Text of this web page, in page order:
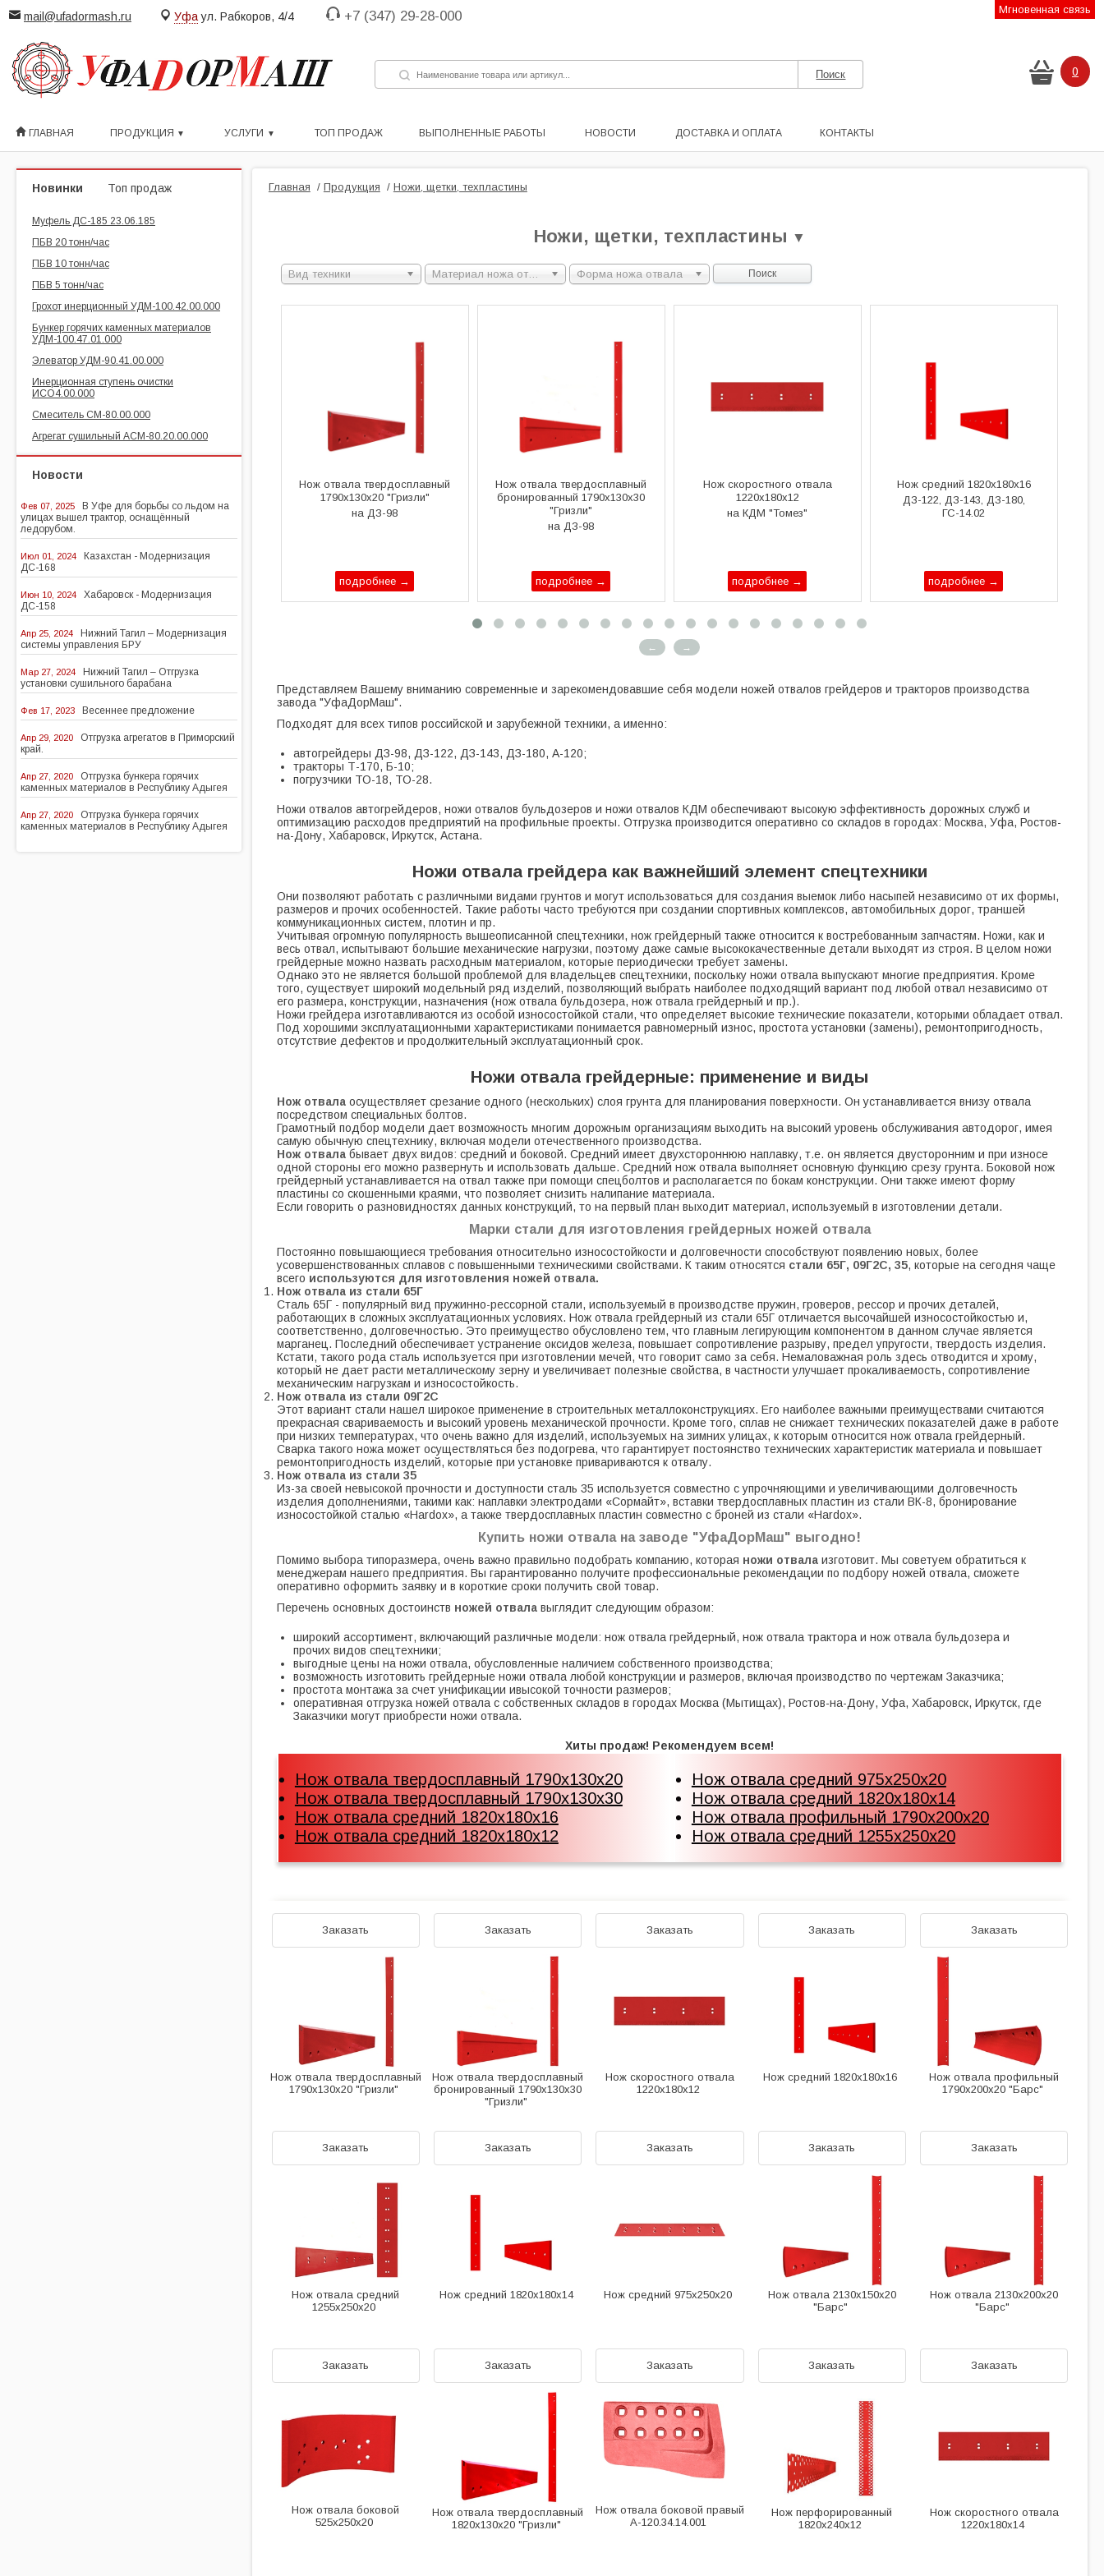
mail@ufadormash.ru Уфа ул. Рабкоров, 4/4 +7 (347) 29-28-000 Мгновенная связь
0
ГЛАВНАЯ ПРОДУКЦИЯ УСЛУГИ ТОП ПРОДАЖ ВЫПОЛНЕННЫЕ РАБОТЫ НОВОСТИ ДОСТАВКА И ОПЛАТА КОНТАКТЫ
Новинки Топ продаж
Муфель ДС-185 23.06.185
ПБВ 20 тонн/час
ПБВ 10 тонн/час
ПБВ 5 тонн/час
Грохот инерционный УДМ-100.42.00.000
Бункер горячих каменных материалов
УДМ-100.47.01.000
Элеватор УДМ-90.41.00.000
Инерционная ступень очистки
ИСО4.00.000
Смеситель СМ-80.00.000
Агрегат сушильный АСМ-80.20.00.000
Новости
Фев 07, 2025
В Уфе для борьбы со льдом на
улицах вышел трактор, оснащённый
ледорубом.
Июл 01, 2024
Казахстан - Модернизация
ДС-168
Июн 10, 2024
Хабаровск - Модернизация
ДС-158
Апр 25, 2024
Нижний Тагил – Модернизация
системы управления БРУ
Мар 27, 2024
Нижний Тагил – Отгрузка
установки сушильного барабана
Фев 17, 2023 Весеннее предложение
Апр 29, 2020
Отгрузка агрегатов в Приморский
край.
Апр 27, 2020
Отгрузка бункера горячих
каменных материалов в Республику Адыгея
Апр 27, 2020
Отгрузка бункера горячих
каменных материалов в Республику Адыгея
Главная / Продукция / Ножи, щетки, техпластины
Ножи, щетки, техпластины
Вид техники Материал ножа отвала Форма ножа отвала
Нож отвала твердосплавный
1790х130х20 "Гризли"
на ДЗ-98
подробнее →
Нож отвала твердосплавный
бронированный 1790х130х30
"Гризли"
на ДЗ-98
подробнее →
Нож скоростного отвала
1220х180х12
на КДМ "Томез"
подробнее →
Нож средний 1820х180х16
ДЗ-122, ДЗ-143, ДЗ-180,
ГС-14.02
подробнее →
← →
Представляем Вашему вниманию современные и зарекомендовавшие себя модели ножей отвалов грейдеров и тракторов производства
завода "УфаДорМаш".
Подходят для всех типов российской и зарубежной техники, а именно:
автогрейдеры ДЗ-98, ДЗ-122, ДЗ-143, ДЗ-180, А-120;
тракторы Т-170, Б-10;
погрузчики ТО-18, ТО-28.
Ножи отвалов автогрейдеров, ножи отвалов бульдозеров и ножи отвалов КДМ обеспечивают высокую эффективность дорожных служб и
оптимизацию расходов предприятий на профильные проекты. Отгрузка производится оперативно со складов в городах: Москва, Уфа, Ростов-
на-Дону, Хабаровск, Иркутск, Астана.
Ножи отвала грейдера как важнейший элемент спецтехники
Они позволяют работать с различными видами грунтов и могут использоваться для создания выемок либо насыпей независимо от их формы,
размеров и прочих особенностей. Такие работы часто требуются при создании спортивных комплексов, автомобильных дорог, траншей
коммуникационных систем, плотин и пр.
Учитывая огромную популярность вышеописанной спецтехники, нож грейдерный также относится к востребованным запчастям. Ножи, как и
весь отвал, испытывают большие механические нагрузки, поэтому даже самые высококачественные детали выходят из строя. В целом ножи
грейдерные можно назвать расходным материалом, которые периодически требует замены.
Однако это не является большой проблемой для владельцев спецтехники, поскольку ножи отвала выпускают многие предприятия. Кроме
того, существует широкий модельный ряд изделий, позволяющий выбрать наиболее подходящий вариант под любой отвал независимо от
его размера, конструкции, назначения (нож отвала бульдозера, нож отвала грейдерный и пр.).
Ножи грейдера изготавливаются из особой износостойкой стали, что определяет высокие технические показатели, которыми обладает отвал.
Под хорошими эксплуатационными характеристиками понимается равномерный износ, простота установки (замены), ремонтопригодность,
отсутствие дефектов и продолжительный эксплуатационный срок.
Ножи отвала грейдерные: применение и виды
Нож отвалаосуществляет срезание одного (нескольких) слоя грунта для планирования поверхности. Он устанавливается внизу отвала
посредством специальных болтов.
Грамотный подбор модели дает возможность многим дорожным организациям выходить на высокий уровень обслуживания автодорог, имея
самую обычную спецтехнику, включая модели отечественного производства.
Нож отвалабывает двух видов: средний и боковой. Средний имеет двухстороннюю наплавку, т.е. он является двусторонним и при износе
одной стороны его можно развернуть и использовать дальше. Средний нож отвала выполняет основную функцию срезу грунта. Боковой нож
грейдерный устанавливается на отвал также при помощи спецболтов и располагается по бокам конструкции. Они также имеют форму
пластины со скошенными краями, что позволяет снизить налипание материала.
Если говорить о разновидностях данных конструкций, то на первый план выходит материал, используемый в изготовлении детали.
Марки стали для изготовления грейдерных ножей отвала
Постоянно повышающиеся требования относительно износостойкости и долговечности способствуют появлению новых, более
усовершенствованных сплавов с повышенными техническими свойствами. К таким относятся стали 65Г, 09Г2С, 35, которые на сегодня чаще
всего используются для изготовления ножей отвала.
Нож отвала из стали 65Г
Сталь 65Г - популярный вид пружинно-рессорной стали, используемый в производстве пружин, гроверов, рессор и прочих деталей,
работающих в сложных эксплуатационных условиях. Нож отвала грейдерный из стали 65Г отличается высочайшей износостойкостью и,
соответственно, долговечностью. Это преимущество обусловлено тем, что главным легирующим компонентом в данном случае является
марганец. Последний обеспечивает устранение оксидов железа, повышает сопротивление разрыву, предел упругости, твердость изделия.
Кстати, такого рода сталь используется при изготовлении мечей, что говорит само за себя. Немаловажная роль здесь отводится и хрому,
который не дает расти металлическому зерну и увеличивает полезные свойства, в частности улучшает прокаливаемость, сопротивление
механическим нагрузкам и износостойкость.
Нож отвала из стали 09Г2С
Этот вариант стали нашел широкое применение в строительных металлоконструкциях. Его наиболее важными преимуществами считаются
прекрасная свариваемость и высокий уровень механической прочности. Кроме того, сплав не снижает технических показателей даже в работе
при низких температурах, что очень важно для изделий, используемых на зимних улицах, к которым относится нож отвала грейдерный.
Сварка такого ножа может осуществляться без подогрева, что гарантирует постоянство технических характеристик материала и повышает
ремонтопригодность изделий, которые при установке привариваются к отвалу.
Нож отвала из стали 35
Из-за своей невысокой прочности и доступности сталь 35 используется совместно с упрочняющими и увеличивающими долговечность
изделия дополнениями, такими как: наплавки электродами «Сормайт», вставки твердосплавных пластин из стали ВК-8, бронирование
износостойкой сталью «Hardox», а также твердосплавных пластин совместно с броней из стали «Hardox».
Купить ножи отвала на заводе "УфаДорМаш" выгодно!
Помимо выбора типоразмера, очень важно правильно подобрать компанию, которая ножи отвалаизготовит. Мы советуем обратиться к
менеджерам нашего предприятия. Вы гарантированно получите профессиональные рекомендации по подбору ножей отвала, сможете
оперативно оформить заявку и в короткие сроки получить свой товар.
Перечень основных достоинств ножей отвалавыглядит следующим образом:
широкий ассортимент, включающий различные модели: нож отвала грейдерный, нож отвала трактора и нож отвала бульдозера и
прочих видов спецтехники;
выгодные цены на ножи отвала, обусловленные наличием собственного производства;
возможность изготовить грейдерные ножи отвала любой конструкции и размеров, включая производство по чертежам Заказчика;
простота монтажа за счет унификации ивысокой точности размеров;
оперативная отгрузка ножей отвала с собственных складов в городах Москва (Мытищах), Ростов-на-Дону, Уфа, Хабаровск, Иркутск, где
Заказчики могут приобрести ножи отвала.
Хиты продаж! Рекомендуем всем!
Нож отвала твердосплавный 1790х130х20
Нож отвала твердосплавный 1790х130х30
Нож отвала средний 1820х180х16
Нож отвала средний 1820х180х12
Нож отвала средний 975х250х20
Нож отвала средний 1820х180х14
Нож отвала профильный 1790х200х20
Нож отвала средний 1255х250х20
Заказать
Нож отвала твердосплавный
1790х130х20 "Гризли"
Заказать
Нож отвала твердосплавный
бронированный 1790х130х30
"Гризли"
Заказать
Нож скоростного отвала
1220х180х12
Заказать
Нож средний 1820х180х16
Заказать
Нож отвала профильный
1790х200х20 "Барс"
Заказать
Нож отвала средний
1255х250х20
Заказать
Нож средний 1820х180х14
Заказать
Нож средний 975х250х20
Заказать
Нож отвала 2130х150х20
"Барс"
Заказать
Нож отвала 2130х200х20
"Барс"
Заказать
Нож отвала боковой
525х250х20
Заказать
Нож отвала твердосплавный
1820х130х20 "Гризли"
Заказать
Нож отвала боковой правый
А-120.34.14.001
Заказать
Нож перфорированный
1820х240х12
Заказать
Нож скоростного отвала
1220х180х14